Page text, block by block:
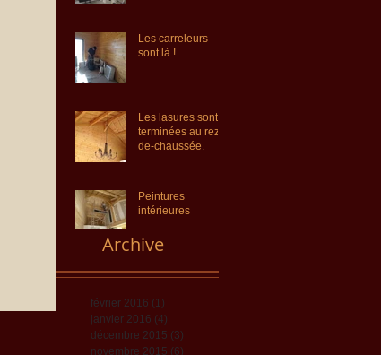
Les carreleurs
sont là !
Les lasures sont
terminées au rez-
de-chaussée.
Peintures
intérieures
Archive
février 2016 (1)
janvier 2016 (4)
décembre 2015 (3)
novembre 2015 (6)